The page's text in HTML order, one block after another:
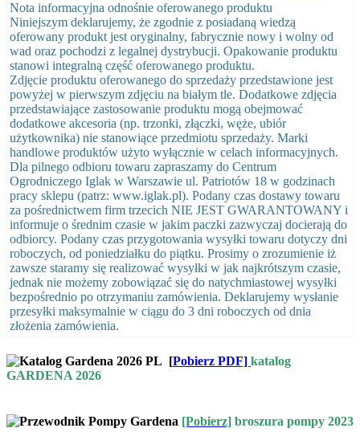
Nota informacyjna odnośnie oferowanego produktu
Niniejszym deklarujemy, że zgodnie z posiadaną wiedzą
oferowany produkt jest oryginalny, fabrycznie nowy i wolny od
wad oraz pochodzi z legalnej dystrybucji. Opakowanie produktu
stanowi integralną część oferowanego produktu.
Zdjęcie produktu oferowanego do sprzedaży przedstawione jest
powyżej w pierwszym zdjęciu na białym tle. Dodatkowe zdjęcia
przedstawiające zastosowanie produktu mogą obejmować
dodatkowe akcesoria (np. trzonki, złączki, węże, ubiór
użytkownika) nie stanowiące przedmiotu sprzedaży. Marki
handlowe produktów użyto wyłącznie w celach informacyjnych.
Dla pilnego odbioru towaru zapraszamy do Centrum
Ogrodniczego Iglak w Warszawie ul. Patriotów 18 w godzinach
pracy sklepu (patrz: www.iglak.pl). Podany czas dostawy towaru
za pośrednictwem firm trzecich NIE JEST GWARANTOWANY i
informuje o średnim czasie w jakim paczki zazwyczaj docierają do
odbiorcy. Podany czas przygotowania wysyłki towaru dotyczy dni
roboczych, od poniedziałku do piątku. Prosimy o zrozumienie iż
zawsze staramy się realizować wysyłki w jak najkrótszym czasie,
jednak nie możemy zobowiązać się do natychmiastowej wysyłki
bezpośrednio po otrzymaniu zamówienia. Deklarujemy wysłanie
przesyłki maksymalnie w ciągu do 3 dni roboczych od dnia
złożenia zamówienia.
[Pobierz PDF] katalog
GARDENA 2026
[Pobierz] broszura pompy 2023